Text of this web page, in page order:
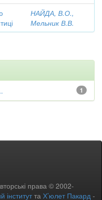
НАЙДА, В.О.,
Мельник В.В.
1
права © 2002-
інститутта Х’юлет Пакард -